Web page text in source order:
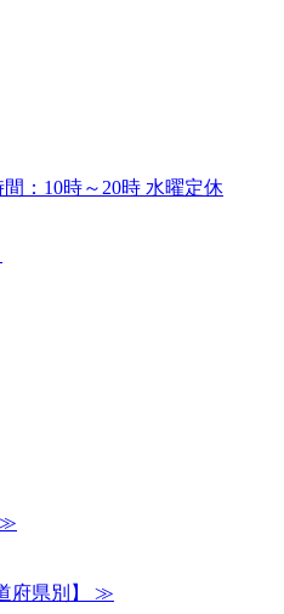
間：10時～20時 水曜定休
≫
府県別】 ≫